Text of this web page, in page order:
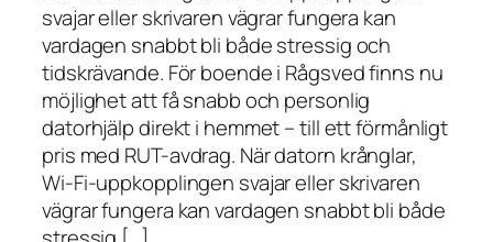
svajar eller skrivaren vägrar fungera kan
vardagen snabbt bli både stressig och
tidskrävande. För boende i Rågsved finns nu
möjlighet att få snabb och personlig
datorhjälp direkt i hemmet – till ett förmånligt
pris med RUT-avdrag. När datorn krånglar,
Wi-Fi-uppkopplingen svajar eller skrivaren
vägrar fungera kan vardagen snabbt bli både